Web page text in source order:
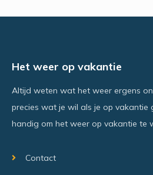
Het weer op vakantie
Altijd weten wat het weer ergens
precies wat je wil als je op vakantie
handig om het weer op vakantie te
Contact